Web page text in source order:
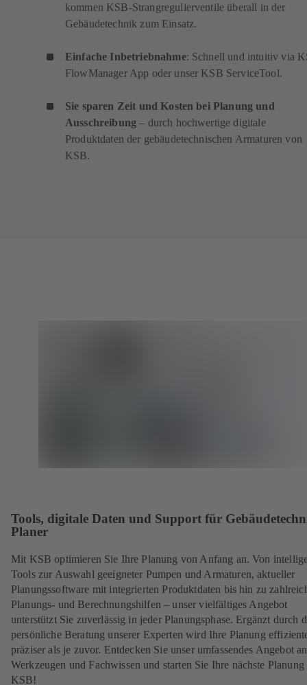
kommen KSB-Strangregulierventile überall in der
Gebäudetechnik zum Einsatz.
Einfache Inbetriebnahme: Schnell und intuitiv via
FlowManager App oder unser KSB ServiceTool.
Sie sparen Zeit und Kosten bei Planung und
Ausschreibung – durch hochwertige digitale
Produktdaten der gebäudetechnischen Armaturen von
KSB.
Tools, digitale Daten und Support für
Planer
Mit KSB optimieren Sie Ihre Planung von Anfang an. Von
Tools zur Auswahl geeigneter Pumpen und Armaturen, aktueller
Planungssoftware mit integrierten Produktdaten bis hin zu
Planungs- und Berechnungshilfen – unser vielfältiges Angebot
unterstützt Sie zuverlässig in jeder Planungsphase. Ergänzt durch
persönliche Beratung unserer Experten wird Ihre Planung
präziser als je zuvor. Entdecken Sie unser umfassendes Angebot an
Werkzeugen und Fachwissen und starten Sie Ihre nächste
KSB!